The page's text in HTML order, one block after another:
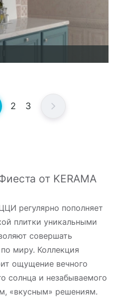
2 3
от KERAMA
регулярно пополняет
плитки уникальными
совершать
миру. Коллекция
ощущение вечного
солнца и незабываемого
«вкусным» решениям.